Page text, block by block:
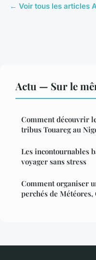
← Voir tous les articles
Actu — Sur le
Comment découvrir
tribus Touareg au
Les incontournables
voyager sans stress
Comment organiser
perchés de Météores,